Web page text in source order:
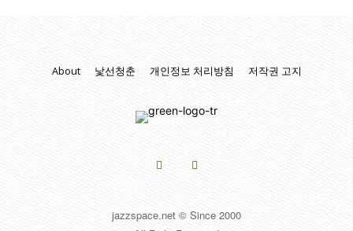
About 낯선청춘 개인정보 처리방침 저작권 고지
jazzspace.net © Since 2000